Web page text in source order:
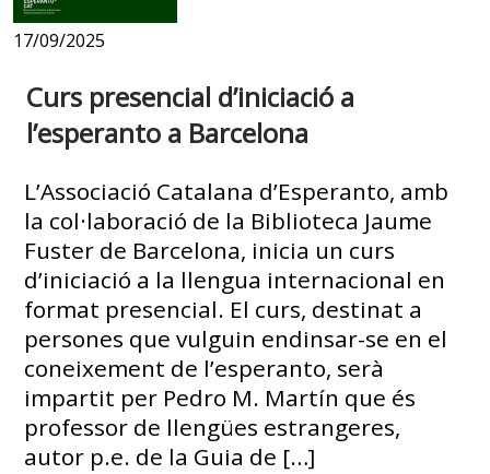
17/09/2025
Curs presencial d’iniciació a
l’esperanto a Barcelona
L’Associació Catalana d’Esperanto, amb
la col·laboració de la Biblioteca Jaume
Fuster de Barcelona, inicia un curs
d’iniciació a la llengua internacional en
format presencial. El curs, destinat a
persones que vulguin endinsar-se en el
coneixement de l’esperanto, serà
impartit per Pedro M. Martín que és
professor de llengües estrangeres,
autor p.e. de la Guia de […]